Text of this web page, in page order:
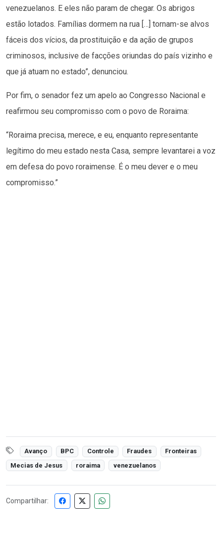
venezuelanos. E eles não param de chegar. Os abrigos
estão lotados. Famílias dormem na rua […] tornam-se alvos
fáceis dos vícios, da prostituição e da ação de grupos
criminosos, inclusive de facções oriundas do país vizinho e
que já atuam no estado”, denunciou.
Por fim, o senador fez um apelo ao Congresso Nacional e
reafirmou seu compromisso com o povo de Roraima:
“Roraima precisa, merece, e eu, enquanto representante
legítimo do meu estado nesta Casa, sempre levantarei a voz
em defesa do povo roraimense. É o meu dever e o meu
compromisso.”
Avanço BPC Controle Fraudes
Fronteiras
Mecias de Jesus
roraima venezuelanos
Compartilhar: